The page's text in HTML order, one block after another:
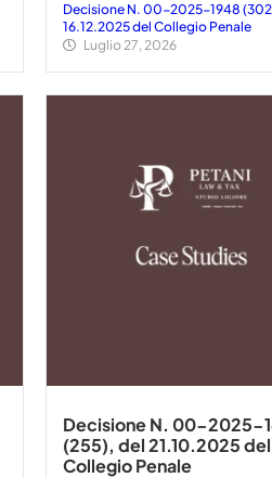
Decisione N. 00-2025-1948
16.12.2025 del Collegio Penale
Luglio 27, 2026
Decisione N. 00-2025-
(255), del 21.10.2025 del
Collegio Penale